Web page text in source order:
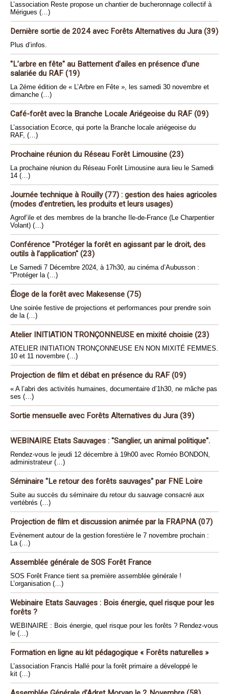
L’association Reste propose un chantier de bucheronnage collectif à
Mérigues (…)
Dernière sortie de 2024 avec Forêts Alternatives du Jura (39)
Plus d’infos.
"L’arbre en fête" au Battement d’ailes en présence d’une
salariée du RAF (19)
La 2éme édition de « L’Arbre en Fête », les samedi 30 novembre et
dimanche (…)
Café-forêt avec la Branche Locale Ariégeoise du RAF (09)
L’association Ecorce, qui porte la Branche locale ariégeoise du
RAF, (…)
Prochaine réunion du Réseau Forêt Limousine (23)
La prochaine réunion du Réseau Forêt Limousine aura lieu le Samedi
14 (…)
Journée technique à Rouilly (77) : gestion des haies agricoles
(modes d’entretien, les produits et leurs usages)
Agrof’ile et des membres de la branche Ile-de-France (Le Charpentier
Volant) (…)
Conférence "Protéger la forêt en agissant par le droit, des
outils à l’application" (23)
Le Samedi 7 Décembre 2024, à 17h30, au cinéma d’Aubusson :
"Protéger la (…)
Éloge de la forêt avec Makesense (75)
Une soirée festive de projections et performances pour prendre soin
de la (…)
Atelier INITIATION TRONÇONNEUSE en mixité choisie (23)
ATELIER INITIATION TRONÇONNEUSE EN NON MIXITÉ FEMMES.
10 et 11 novembre (…)
Projection de film et débat en présence du RAF (09)
« A l’abri des activités humaines, documentaire d’1h30, ne mâche pas
ses (…)
Sortie mensuelle avec Forêts Alternatives du Jura (39)
WEBINAIRE Etats Sauvages : "Sanglier, un animal politique".
Rendez-vous le jeudi 12 décembre à 19h00 avec Roméo BONDON,
administrateur (…)
Séminaire "Le retour des forêts sauvages" par FNE Loire
Suite au succès du séminaire du retour du sauvage consacré aux
vertébrés (…)
Projection de film et discussion animée par la FRAPNA (07)
Evènement autour de la gestion forestière le 7 novembre prochain :
La (…)
Assemblée générale de SOS Forêt France
SOS Forêt France tient sa première assemblée générale !
L’organisation (…)
Webinaire Etats Sauvages : Bois énergie, quel risque pour les
forêts ?
WEBINAIRE : Bois énergie, quel risque pour les forêts ? Rendez-vous
le (…)
Formation en ligne au kit pédagogique « Forêts naturelles »
L’association Francis Hallé pour la forêt primaire a développé le
kit (…)